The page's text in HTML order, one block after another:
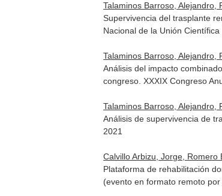
Talaminos Barroso, Alejandro,
Supervivencia del trasplante
Nacional de la Unión
Talaminos Barroso, Alejandro,
Análisis del impacto
congreso. XXXIX Congreso
Talaminos Barroso, Alejandro,
Análisis de supervivencia de
2021
Calvillo Arbizu, Jorge,
Plataforma de rehabilitación
(evento en formato remoto